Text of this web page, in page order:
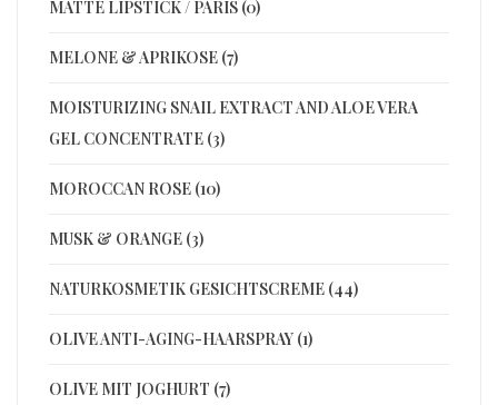
MATTE LIPSTICK / PARIS (0)
MELONE & APRIKOSE (7)
MOISTURIZING SNAIL EXTRACT AND ALOE VERA
GEL CONCENTRATE (3)
MOROCCAN ROSE (10)
MUSK & ORANGE (3)
NATURKOSMETIK GESICHTSCREME (44)
OLIVE ANTI-AGING-HAARSPRAY (1)
OLIVE MIT JOGHURT (7)